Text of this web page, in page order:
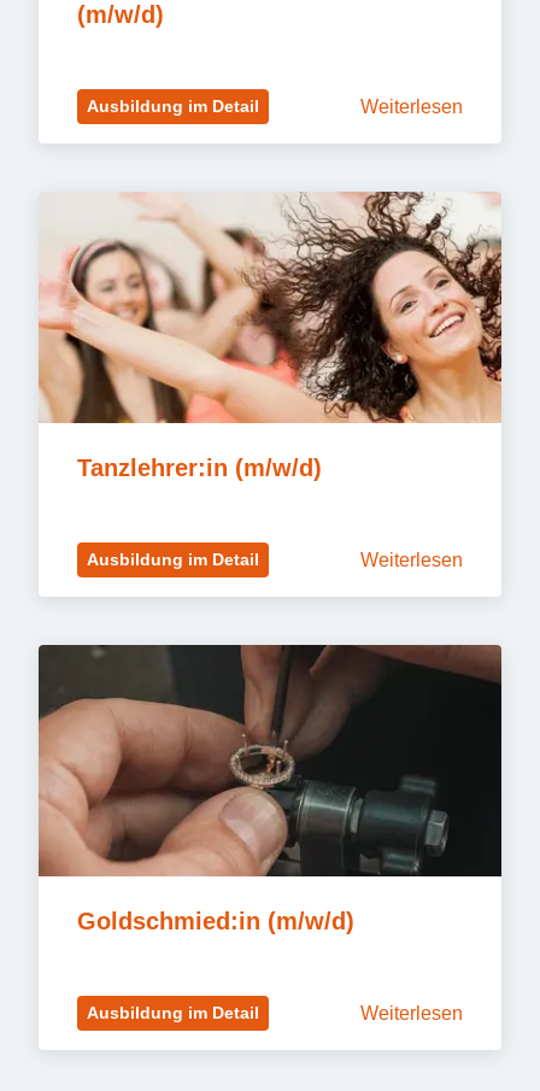
(m/w/d)
Ausbildung im Detail Weiterlesen
Tanzlehrer:in (m/w/d)
Ausbildung im Detail Weiterlesen
Goldschmied:in (m/w/d)
Ausbildung im Detail Weiterlesen